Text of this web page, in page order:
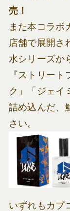
売！
また本コラボ
店舗で展開さ
水シリーズか
『ストリー
ク」「ジェイ
詰め込んだ、
さい。
いずれもカプ